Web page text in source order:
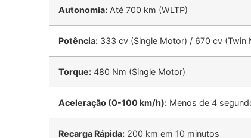
Autonomia: Até 700 km (WLTP)
Potência: 333 cv (Single Motor) / 670 cv (Twin
Torque: 480 Nm (Single Motor)
Aceleração (0-100 km/h): Menos de 4
Recarga Rápida: 200 km em 10 minutos